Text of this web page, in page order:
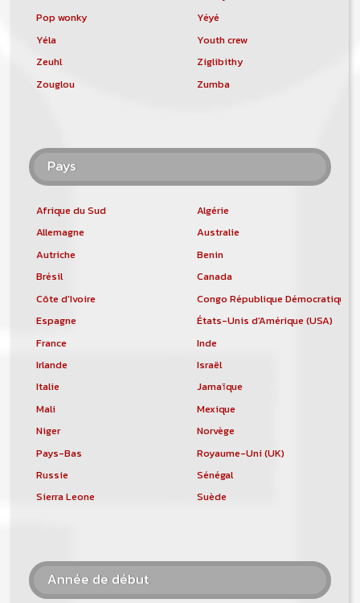
Pop wonky
Yéyé
Yéla
Youth crew
Zeuhl
Ziglibithy
Zouglou
Zumba
Pays
Afrique du Sud
Algérie
Allemagne
Australie
Autriche
Benin
Brésil
Canada
Côte d'Ivoire
Congo République Démocratique
Espagne
États-Unis d'Amérique (USA)
France
Inde
Irlande
Israël
Italie
Jamaïque
Mali
Mexique
Niger
Norvège
Pays-Bas
Royaume-Uni (UK)
Russie
Sénégal
Sierra Leone
Suède
Année de début